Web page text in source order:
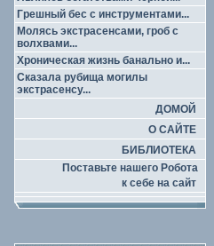
Грешный бес с инструментами...
Молясь экстрасенсами, гроб с
волхвами...
Хроническая жизнь банально и...
Сказала рубища могилы
экстрасенсу...
ДОМОЙ
О САЙТЕ
БИБЛИОТЕКА
Поставьте нашего Робота
к себе на сайт